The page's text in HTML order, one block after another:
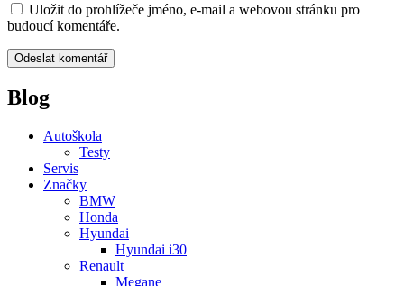
Uložit do prohlížeče jméno, e-mail a webovou stránku pro
budoucí komentáře.
Blog
Autoškola
Testy
Servis
Značky
BMW
Honda
Hyundai
Hyundai i30
Renault
Megane